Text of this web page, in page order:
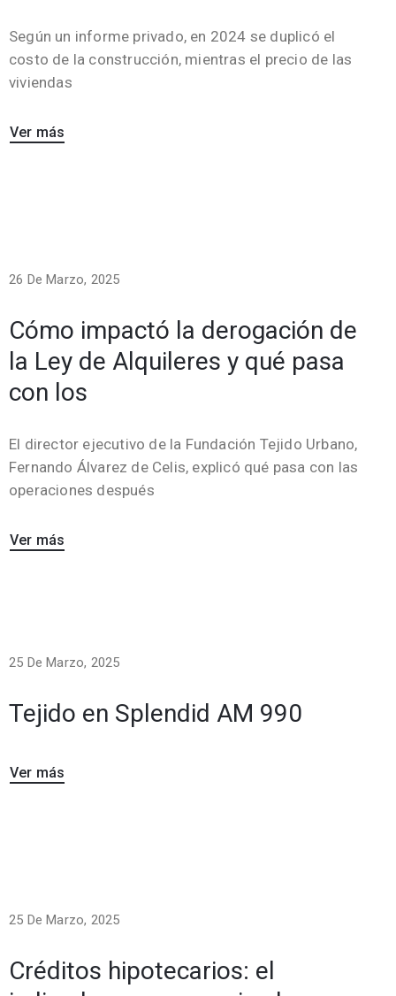
Según un informe privado, en 2024 se duplicó el
costo de la construcción, mientras el precio de las
viviendas
Ver más
26 De Marzo, 2025
Cómo impactó la derogación de
la Ley de Alquileres y qué pasa
con los
El director ejecutivo de la Fundación Tejido Urbano,
Fernando Álvarez de Celis, explicó qué pasa con las
operaciones después
Ver más
25 De Marzo, 2025
Tejido en Splendid AM 990
Ver más
25 De Marzo, 2025
Créditos hipotecarios: el